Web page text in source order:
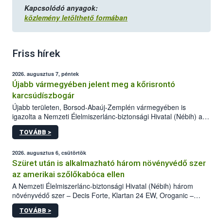
Kapcsolódó anyagok:
közlemény letölthető formában
Friss hírek
2026. augusztus 7, péntek
Újabb vármegyében jelent meg a kőrisrontó
karcsúdíszbogár
Újabb területen, Borsod-Abaúj-Zemplén vármegyében is
igazolta a Nemzeti Élelmiszerlánc-biztonsági Hivatal (Nébih) a
kőrisrontó karcsúdíszbogár (Agrilus planipennis) jelenlétét. A
kártevőt nem csak színcsapdában találták meg, de már fertőzött
az intenzív felderítést, emellett az intézkedéseket a szlovák
hatósággal is összehangolják a terjedés megállítása érdekében.
TOVÁBB >
2026. augusztus 6, csütörtök
Szüret után is alkalmazható három növényvédő szer
az amerikai szőlőkabóca ellen
A Nemzeti Élelmiszerlánc-biztonsági Hivatal (Nébih) három
növényvédő szer – Decis Forte, Klartan 24 EW, Oroganic –
engedélyokiratát módosította, így azok a szüretet követően,
egészen a vesszőérettség (BBCH 91) stádiumáig
TOVÁBB >